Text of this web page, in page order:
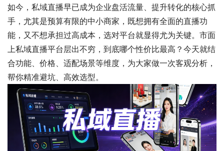
如今，私域直播早已成为企业盘活流量、提升转化的核心抓
手，尤其是预算有限的中小商家，既想拥有全面的直播功
能，又不想承担过高成本，选对平台就显得尤为关键。市面
上私域直播平台层出不穷，到底哪个性价比最高？今天就结
合功能、价格、适配场景等维度，为大家做一次客观分析，
帮你精准避坑、高效选型。